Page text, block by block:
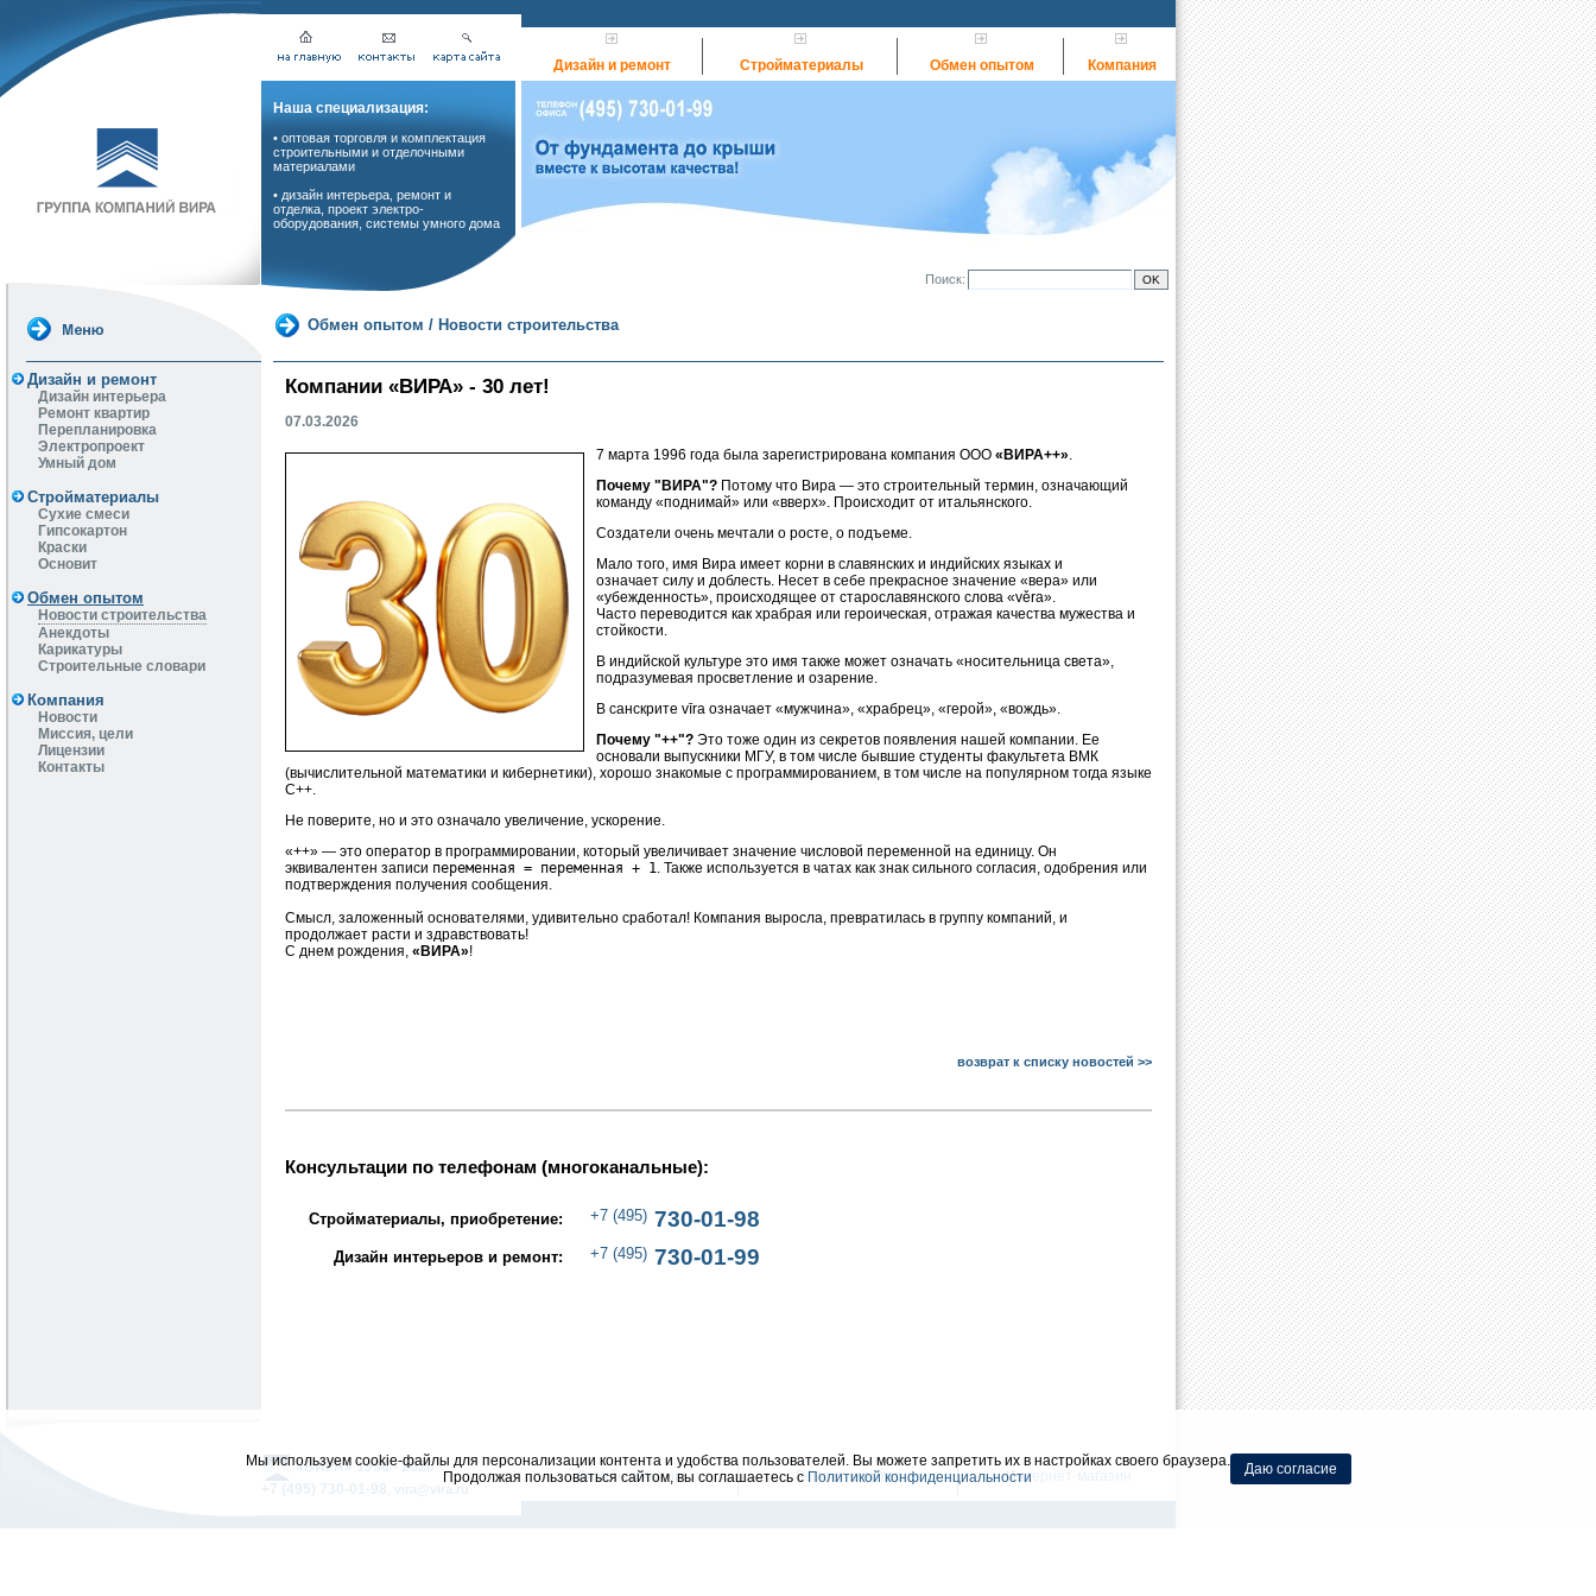
Дизайн и ремонт Стройматериалы Обмен опытом Компания
Наша специализация:
• оптовая торговля и комплектация
строительными и отделочными
материалами
• дизайн интерьера, ремонт и
отделка, проект электро-
оборудования, системы умного дома
Поиск:
Дизайн и ремонт
Дизайн интерьера
Ремонт квартир
Перепланировка
Электропроект
Умный дом
Стройматериалы
Сухие смеси
Гипсокартон
Краски
Основит
Обмен опытом
Новости строительства
Анекдоты
Карикатуры
Строительные словари
Компания
Новости
Миссия, цели
Лицензии
Контакты
Обмен опытом / Новости строительства
Компании «ВИРА» - 30 лет!
07.03.2026
7 марта 1996 года была зарегистрирована компания ООО «ВИРА++»
Почему "ВИРА"? Потому что Вира — это строительный термин, означающий
команду «поднимай» или «вверх» . Происходит от итальянского.
Создатели очень мечтали о росте, о подъеме.
Мало того, имя Вира имеет корни в славянских и индийских языках и
означает силу и доблесть. Несет в себе прекрасное значение «вера» или
«убежденность», происходящее от старославянского слова «věra».
Часто переводится как храбрая или героическая, отражая качества мужества и
стойкости.
В индийской культуре это имя также может означать «носительница света»,
подразумевая просветление и озарение.
В санскрите vīra означает «мужчина», «храбрец», «герой», «вождь».
Почему "++"? Это тоже один из секретов появления нашей компании. Ее
основали выпускники МГУ, в том числе бывшие студенты факультета ВМК
(вычислительной математики и кибернетики), хорошо знакомые с программированием, в том числе на популярном тогда языке
С++.
Не поверите, но и это означало увеличение, ускорение.
«++» — это оператор в программировании, который увеличивает значение числовой переменной на единицу. Он
эквивалентен записи переменная = переменная + 1 . Также используется в чатах как знак сильного согласия, одобрения или
подтверждения получения сообщения.
Смысл, заложенный основателями, удивительно сработал! Компания выросла, превратилась в группу компаний, и
продолжает расти и здравствовать!
С днем рождения, «ВИРА»!
возврат к списку новостей >>
Консультации по телефонам (многоканальные):
Стройматериалы, приобретение: +7 (495) 730-01-98
Дизайн интерьеров и ремонт: +7 (495) 730-01-99
«ВИРА» 1996 - 2026
vira@vira.ru
Дизайн квартир Ремонт квартир Интернет-магазин
Мы используем cookie-файлы для персонализации контента и удобства пользователей. Вы можете запретить их в настройках своего браузера.
Продолжая пользоваться сайтом, вы соглашаетесь с Политикой конфиденциальности Даю согласие